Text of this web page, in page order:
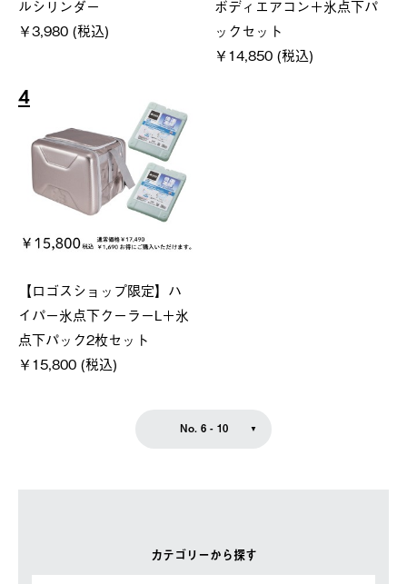
カテゴリーから探す
ルシリンダー
￥3,980 (税込)
ボディエアコン＋氷点下パ
ックセット
￥14,850 (税込)
4
【ロゴスショップ限定】ハ
イパー氷点下クーラーL＋氷
点下パック2枚セット
￥15,800 (税込)
No. 6 - 10